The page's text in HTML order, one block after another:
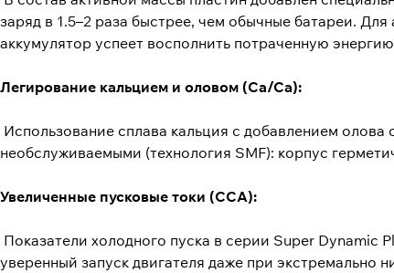
заряд в 1.5–2 раза быстрее, чем обычные батареи.
аккумулятор успеет восполнить потраченную
Легирование кальцием и оловом (Ca/Ca):
Использование сплава кальция с добавлением
необслуживаемыми (технология SMF): корпус
Увеличенные пусковые токи (CCA):
Показатели холодного пуска в серии Super Dynamic
уверенный запуск двигателя даже при экстремально